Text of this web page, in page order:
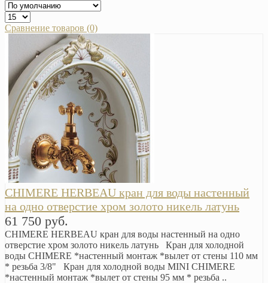
Сравнение товаров (0)
CHIMERE HERBEAU кран для воды настенный
на одно отверстие хром золото никель латунь
61 750 руб.
CHIMERE HERBEAU кран для воды настенный на одно
отверстие хром золото никель латунь Кран для холодной
воды CHIMERE *настенный монтаж *вылет от стены 110 мм
* резьба 3/8" Кран для холодной воды MINI CHIMERE
*настенный монтаж *вылет от стены 95 мм * резьба ..